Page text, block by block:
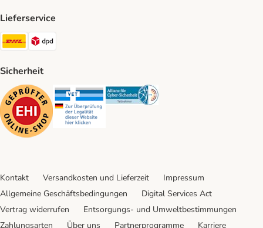
Lieferservice
DHL Shipping Method
Sicherheit
Security Security Security
Kontakt Versandkosten und Lieferzeit
Impressum
Allgemeine Geschäftsbedingungen
Digital Services Act
Vertrag widerrufen
Entsorgungs- und Umweltbestimmungen
Zahlungsarten
Über uns Partnerprogramme Karriere